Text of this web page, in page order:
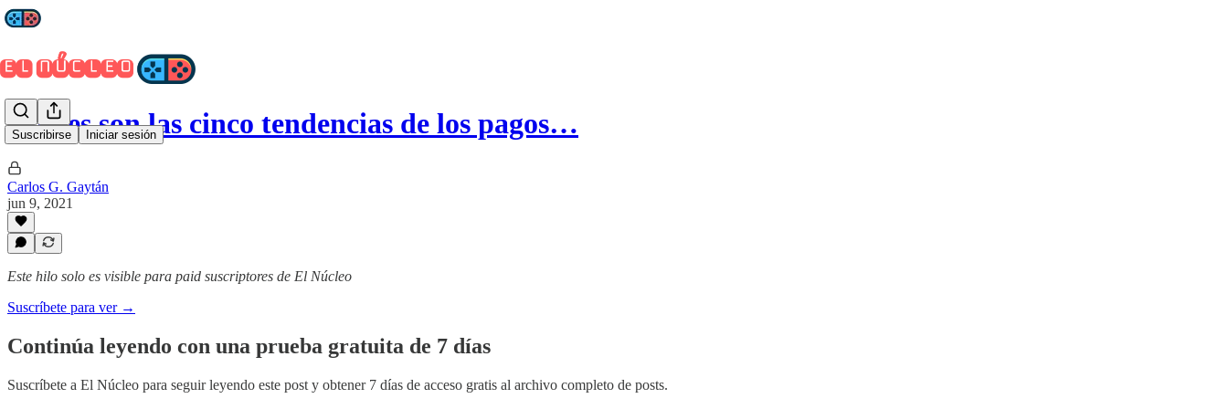
Suscribirse Iniciar sesión
Cuáles son las cinco tendencias de los pagos…
Carlos G. Gaytán
jun 9, 2021
Este hilo solo es visible para paid suscriptores de El Núcleo
Suscríbete para ver →
Continúa leyendo con una prueba gratuita de 7 días
Suscríbete a El Núcleo para seguir leyendo este post y obtener 7 días de acceso gratis al archivo completo de posts.